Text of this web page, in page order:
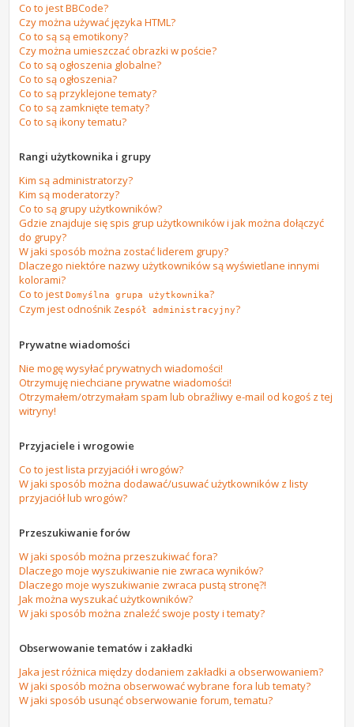
Co to jest BBCode?
Czy można używać języka HTML?
Co to są są emotikony?
Czy można umieszczać obrazki w poście?
Co to są ogłoszenia globalne?
Co to są ogłoszenia?
Co to są przyklejone tematy?
Co to są zamknięte tematy?
Co to są ikony tematu?
Rangi użytkownika i grupy
Kim są administratorzy?
Kim są moderatorzy?
Co to są grupy użytkowników?
Gdzie znajduje się spis grup użytkowników i jak można dołączyć
do grupy?
W jaki sposób można zostać liderem grupy?
Dlaczego niektóre nazwy użytkowników są wyświetlane innymi
kolorami?
Co to jestDomyślna grupa użytkownika?
Czym jest odnośnikZespół administracyjny?
Prywatne wiadomości
Nie mogę wysyłać prywatnych wiadomości!
Otrzymuję niechciane prywatne wiadomości!
Otrzymałem/otrzymałam spam lub obraźliwy e-mail od kogoś z tej
witryny!
Przyjaciele i wrogowie
Co to jest lista przyjaciół i wrogów?
W jaki sposób można dodawać/usuwać użytkowników z listy
przyjaciół lub wrogów?
Przeszukiwanie forów
W jaki sposób można przeszukiwać fora?
Dlaczego moje wyszukiwanie nie zwraca wyników?
Dlaczego moje wyszukiwanie zwraca pustą stronę?!
Jak można wyszukać użytkowników?
W jaki sposób można znaleźć swoje posty i tematy?
Obserwowanie tematów i zakładki
Jaka jest różnica między dodaniem zakładki a obserwowaniem?
W jaki sposób można obserwować wybrane fora lub tematy?
W jaki sposób usunąć obserwowanie forum, tematu?